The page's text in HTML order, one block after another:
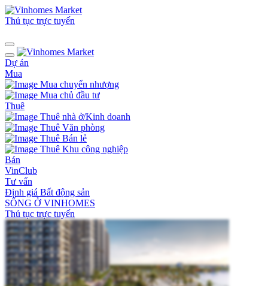
Thủ tục trực tuyến
Dự án
Mua
Mua chuyển nhượng
Mua chủ đầu tư
Thuê
Thuê nhà ở/Kinh doanh
Thuê Văn phòng
Thuê Bán lẻ
Thuê Khu công nghiệp
Bán
VinClub
Tư vấn
Định giá Bất động sản
SỐNG Ở VINHOMES
Thủ tục trực tuyến